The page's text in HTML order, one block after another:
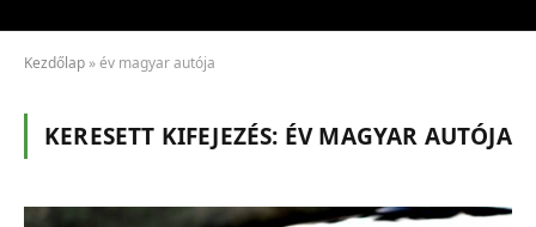
Kezdőlap »év magyar autója
KERESETT KIFEJEZÉS: ÉV MAGYAR AUTÓJA